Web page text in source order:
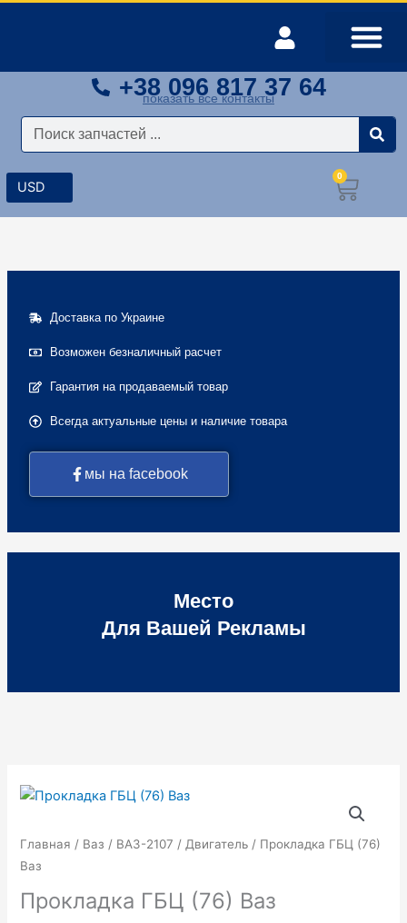
+38 096 817 37 64
показать все контакты
Поиск
0
Доставка по Украине
Возможен безналичный расчет
Гарантия на продаваемый товар
Всегда актуальные цены и наличие товара
мы на facebook
Место
Для Вашей Рекламы
Главная / Ваз / ВАЗ-2107 / Двигатель / Прокладка ГБЦ (76)
Ваз
Прокладка ГБЦ (76) Ваз
Количество
Прокладка
ГБЦ
Ваз